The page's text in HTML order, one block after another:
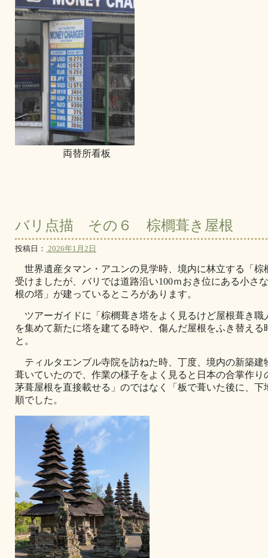
両替所看板
バリ点描 その６ 棕櫚葺き屋根
投稿日： 2026年1月2日
世界遺産タマン・アユンの見学時、境内に林立する「棕
受けましたが、バリでは道路沿い100ｍおき位にある小さ
根の塔」が建っているところがあります。
ツアーガイドに「棕櫚葺き塔をよく見るけど屋根葺き職
を集めて新たに塔を建てる時や、傷んだ屋根をふき替え
と。
ティルタエンブル寺院を訪ねた時、丁度、境内の新築建
葺いていたので、作業の様子をよく見ると日本の合掌作
茅葺屋根を直接載せる」のではなく「板で葺いた後に、
順でした。